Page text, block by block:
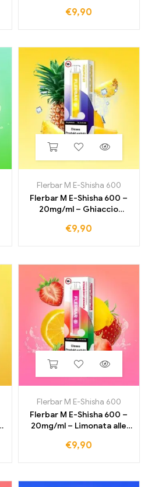
€9,90
Flerbar M E-Shisha 600
Flerbar M E-Shisha 600 –
20mg/ml – Ghiaccio
€9,90
Flerbar M E-Shisha 600
Flerbar M E-Shisha 600 –
20mg/ml – Limonata alle
€9,90